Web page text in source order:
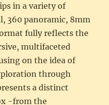
in a variety of
360 panoramic, 8mm
fully reflects the
multifaceted
on the idea of
through
a distinct
-from the